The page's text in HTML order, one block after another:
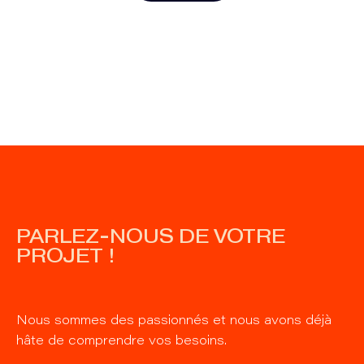
PARLEZ-NOUS DE VOTRE
PROJET !
Nous sommes des passionnés et nous avons déjà
hâte de comprendre vos besoins.